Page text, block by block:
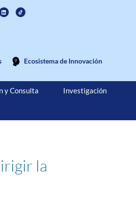
Ecosistema de Innovación
y Consulta Investigación
la